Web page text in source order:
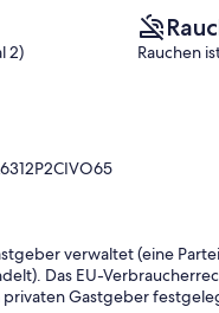
2) Rauchen
verwaltet (eine
Das EU-
Gastgeber